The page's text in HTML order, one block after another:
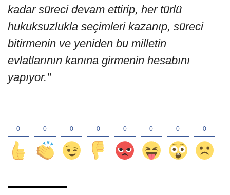
kadar süreci devam ettirip, her türlü
hukuksuzlukla seçimleri kazanıp, süreci
bitirmenin ve yeniden bu milletin
evlatlarının kanına girmenin hesabını
yapıyor."